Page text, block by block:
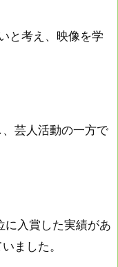
と考え、映像を学
芸人活動の一方で
に入賞した実績があ
ました。